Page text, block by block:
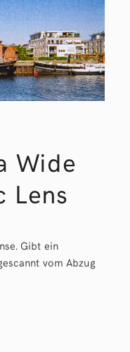
Wide
Lens
Gibt ein
vom Abzug